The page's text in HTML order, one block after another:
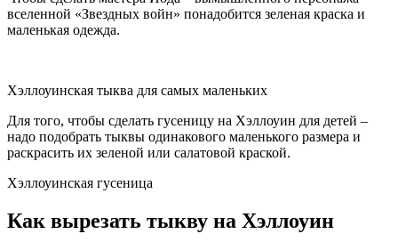
вселенной «Звездных войн» понадобится зеленая краска и
маленькая одежда.
Хэллоуинская тыква для самых маленьких
Для того, чтобы сделать гусеницу на Хэллоуин для детей –
надо подобрать тыквы одинакового маленького размера и
раскрасить их зеленой или салатовой краской.
Хэллоуинская гусеница
Как вырезать тыкву на Хэллоуин